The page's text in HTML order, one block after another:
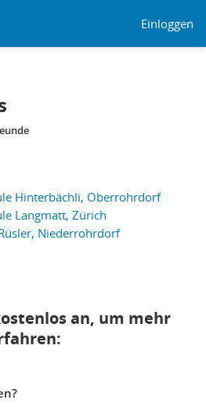
Einloggen
Hinterbächli, Oberrohrdorf
Langmatt, Zürich
Niederrohrdorf
an, um mehr